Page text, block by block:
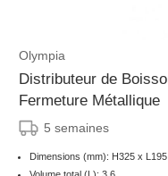
Olympia
Distributeur de
Fermeture Métallique
5 semaines
Dimensions (mm): H325 x